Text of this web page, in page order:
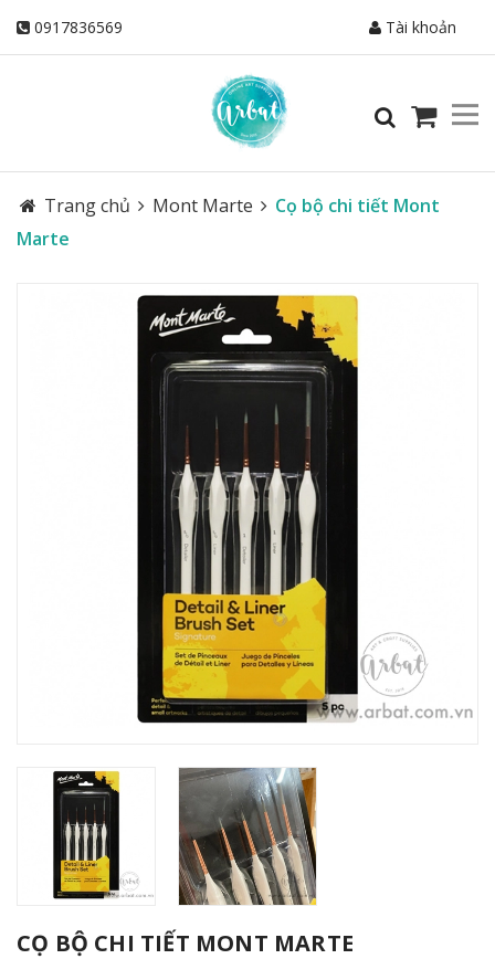
0917836569 Tài khoản
Trang chủ Mont Marte
Cọ bộ chi tiết Mont
Marte
CỌ BỘ CHI TIẾT MONT MARTE